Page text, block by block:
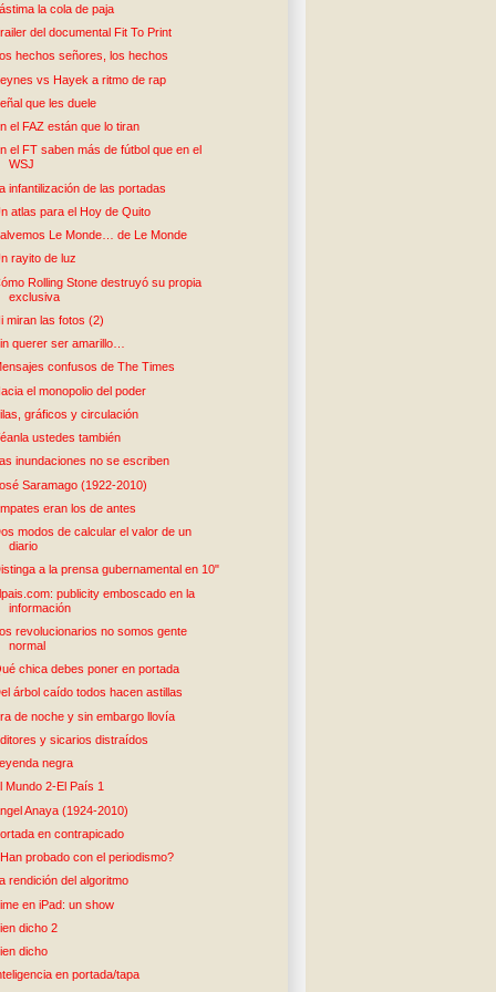
la cola de paja
del documental Fit To Print
Los hechos señores, los hechos
vs Hayek a ritmo de rap
que les duele
el FAZ están que lo tiran
el FT saben más de fútbol que en el
WSJ
infantilización de las portadas
atlas para el Hoy de Quito
Le Monde… de Le Monde
rayito de luz
Rolling Stone destruyó su propia
exclusiva
miran las fotos (2)
querer ser amarillo…
confusos de The Times
el monopolio del poder
gráficos y circulación
ustedes también
Las inundaciones no se escriben
Saramago (1922-2010)
eran los de antes
modos de calcular el valor de un
diario
a la prensa gubernamental en 10"
publicity emboscado en la
información
revolucionarios no somos gente
normal
chica debes poner en portada
árbol caído todos hacen astillas
de noche y sin embargo llovía
y sicarios distraídos
negra
Mundo 2-El País 1
Anaya (1924-2010)
en contrapicado
probado con el periodismo?
La rendición del algoritmo
en iPad: un show
dicho 2
dicho
en portada/tapa